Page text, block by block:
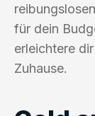
für dein
erleichtere
Zuhause.